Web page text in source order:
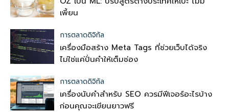
เพี้ยน
การตลาดดิจิทัล
เครื่องมือสร้าง Meta Tags ที่ช่วยเว็บได้จริง
ไม่ใช่แค่ปั่นคำให้เต็มช่อง
การตลาดดิจิทัล
เครื่องนับคำสำหรับ SEO ควรมีฟีเจอร์อะไรบ้าง
ก่อนคุณจะเขียนยาวฟรี